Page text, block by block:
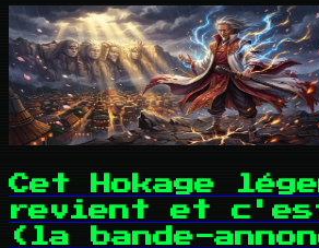
Cet Hokage
revient et
(la bande-